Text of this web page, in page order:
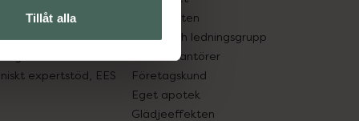
Tillåt alla
in gammal medicin
expertstöd, EES
Samarbeten
Ägare och ledningsgrupp
För leverantörer
Företagskund
Eget apotek
Glädjeeffekten